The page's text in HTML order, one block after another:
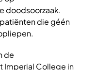
doodsoorzaak.
die géén
de
Imperial College in